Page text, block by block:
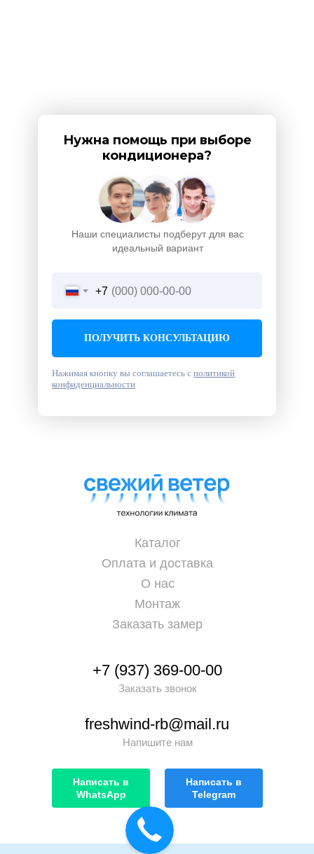
Наши специалисты подберут для вас
идеальный вариант
Нужна помощь при выборе
кондиционера?
+7
ПОЛУЧИТЬ КОНСУЛЬТАЦИЮ
Нажимая кнопку вы соглашаетесь с политикой
конфиденциальности
+7 (937) 369-00-00
Заказать звонок
freshwind-rb@mail.ru
Напишите нам
Каталог
Оплата и доставка
О нас
Монтаж
Заказать замер
Написать в
WhatsApp
Написать в
Telegram